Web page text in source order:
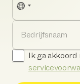
No
country
selected
Bedrijfsnaam
Ik ga